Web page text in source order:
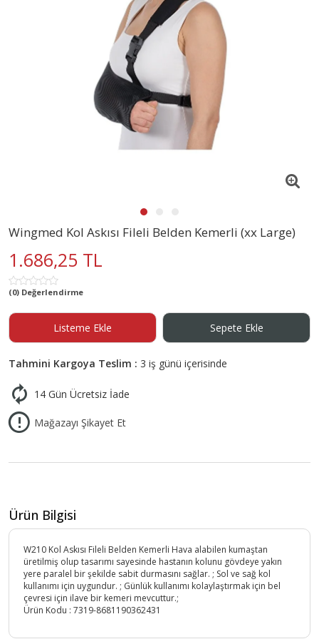
Wingmed Kol Askısı Fileli Belden Kemerli (xx Large)
1.686,25 TL
(0) Değerlendirme
Listeme Ekle Sepete Ekle
Tahmini Kargoya Teslim : 3 iş günü içerisinde
14 Gün Ücretsiz İade
Mağazayı Şikayet Et
Ürün Bilgisi
W210 Kol Askısı Fileli Belden Kemerli Hava alabilen kumaştan
üretilmiş olup tasarımı sayesinde hastanın kolunu gövdeye yakın
yere paralel bir şekilde sabit durmasını sağlar. ; Sol ve sağ kol
kullanımı için uygundur. ; Günlük kullanımı kolaylaştırmak için bel
çevresi için ilave bir kemeri mevcuttur.;
Ürün Kodu : 7319-8681190362431